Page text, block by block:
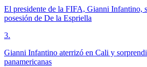
El presidente de la FIFA, Gianni Infantino,
posesión de De la Espriella
3.
Gianni Infantino aterrizó en Cali y
panamericanas